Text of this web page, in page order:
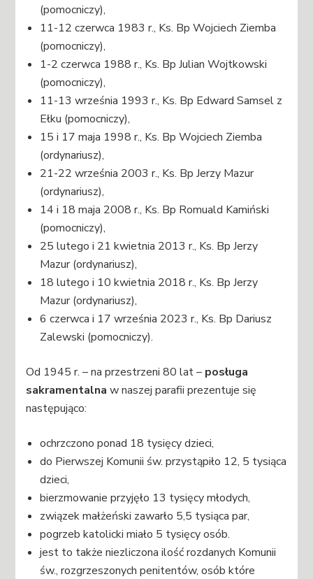
(pomocniczy),
11-12 czerwca 1983 r., Ks. Bp Wojciech Ziemba
(pomocniczy),
1-2 czerwca 1988 r., Ks. Bp Julian Wojtkowski
(pomocniczy),
11-13 września 1993 r., Ks. Bp Edward Samsel z
Ełku (pomocniczy),
15 i 17 maja 1998 r., Ks. Bp Wojciech Ziemba
(ordynariusz),
21-22 września 2003 r., Ks. Bp Jerzy Mazur
(ordynariusz),
14 i 18 maja 2008 r., Ks. Bp Romuald Kamiński
(pomocniczy),
25 lutego i 21 kwietnia 2013 r., Ks. Bp Jerzy
Mazur (ordynariusz),
18 lutego i 10 kwietnia 2018 r., Ks. Bp Jerzy
Mazur (ordynariusz),
6 czerwca i 17 września 2023 r., Ks. Bp Dariusz
Zalewski (pomocniczy).
Od 1945 r. – na przestrzeni 80 lat – posługa
sakramentalna w naszej parafii prezentuje się
następująco:
ochrzczono ponad 18 tysięcy dzieci,
do Pierwszej Komunii św. przystąpiło 12, 5 tysiąca
dzieci,
bierzmowanie przyjęło 13 tysięcy młodych,
związek małżeński zawarło 5,5 tysiąca par,
pogrzeb katolicki miało 5 tysięcy osób.
jest to także niezliczona ilość rozdanych Komunii
św., rozgrzeszonych penitentów, osób które